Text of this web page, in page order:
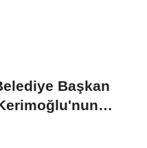
Başkan